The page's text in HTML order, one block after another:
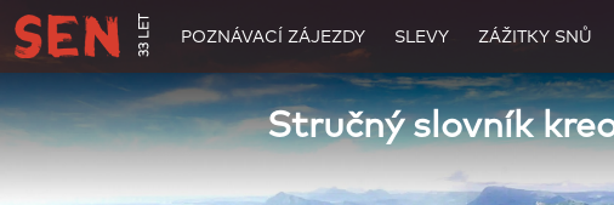
33 LET POZNÁVACÍ ZÁJEZDY SLEVY ZÁŽITKY SNŮ
Stručný slovník